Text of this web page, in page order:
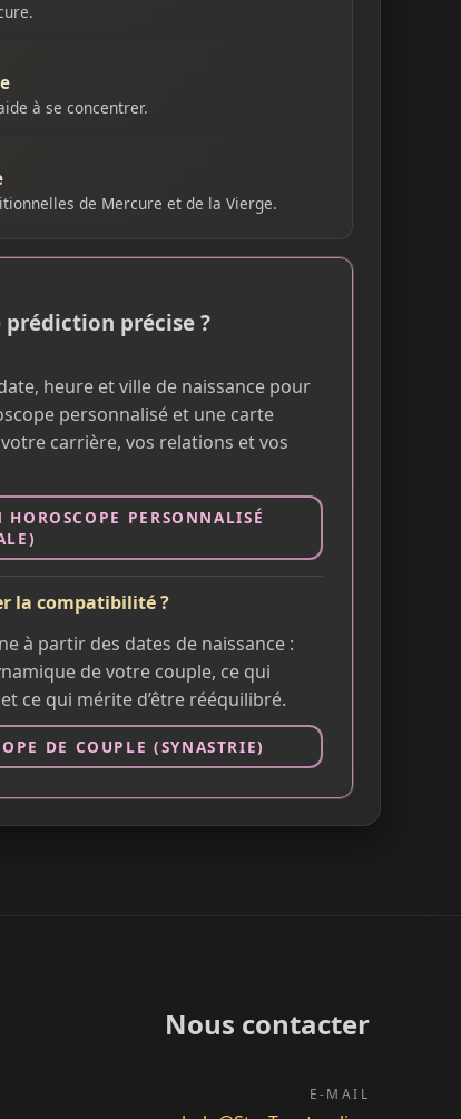
à se concentrer.
de Mercure et de la Vierge.
prédiction précise ?
heure et ville de naissance pour
personnalisé et une carte
carrière, vos relations et vos
PERSONNALISÉ
la compatibilité ?
à partir des dates de naissance :
de votre couple, ce qui
ce qui mérite d’être rééquilibré.
DE COUPLE (SYNASTRIE)
Nous contacter
E-MAIL